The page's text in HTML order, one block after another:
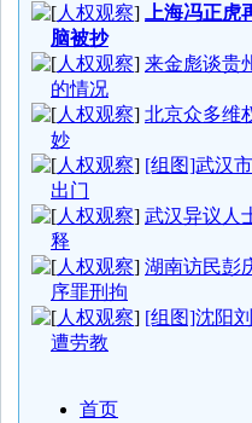
[人权观察]
上海冯正
脑被抄
[人权观察] 来金彪谈贵
的情况
[人权观察] 北京众多维
妙
[人权观察] [组图]武汉
出门
[人权观察] 武汉异议人
释
[人权观察] 湖南访民彭
序罪刑拘
[人权观察] [组图]沈阳
遭劳教
首页